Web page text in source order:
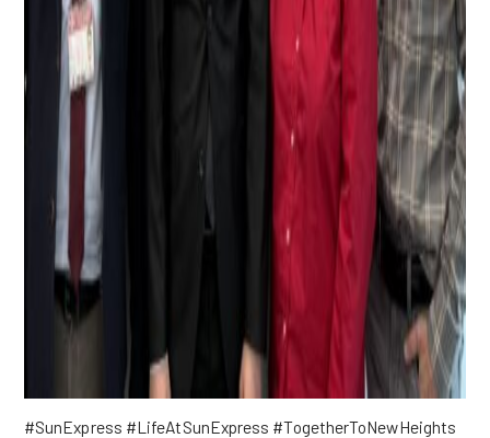
#SunExpress #LifeAtSunExpress #TogetherToNewHeights